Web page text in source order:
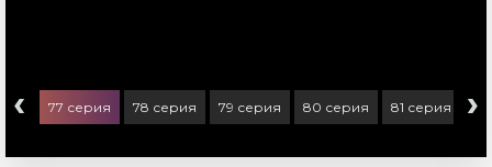
‹ 77 серия 78 серия 79 серия 80 серия 81 серия ›